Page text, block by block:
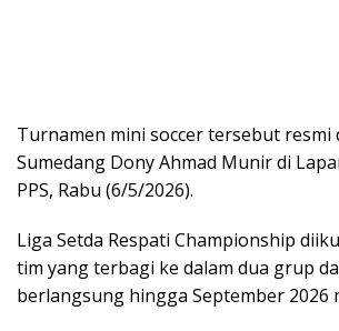
Turnamen mini soccer tersebut resmi
Sumedang Dony Ahmad Munir di
PPS, Rabu (6/5/2026).
Liga Setda Respati Championship
tim yang terbagi ke dalam dua grup
berlangsung hingga September 2026